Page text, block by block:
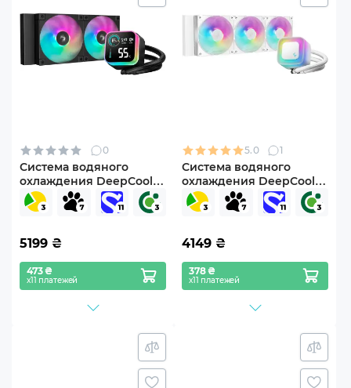
0
Система водяного
охлаждения DeepCool
LQ240 Black (R-LQ240-
BKLSMW-G-1)
5199 ₴
473 ₴
х11 платежей
5.0 1
Система водяного
охлаждения DeepCool
LE360 WH V2 (R-LE360-
WHAMMN-G-2)
4149 ₴
378 ₴
х11 платежей